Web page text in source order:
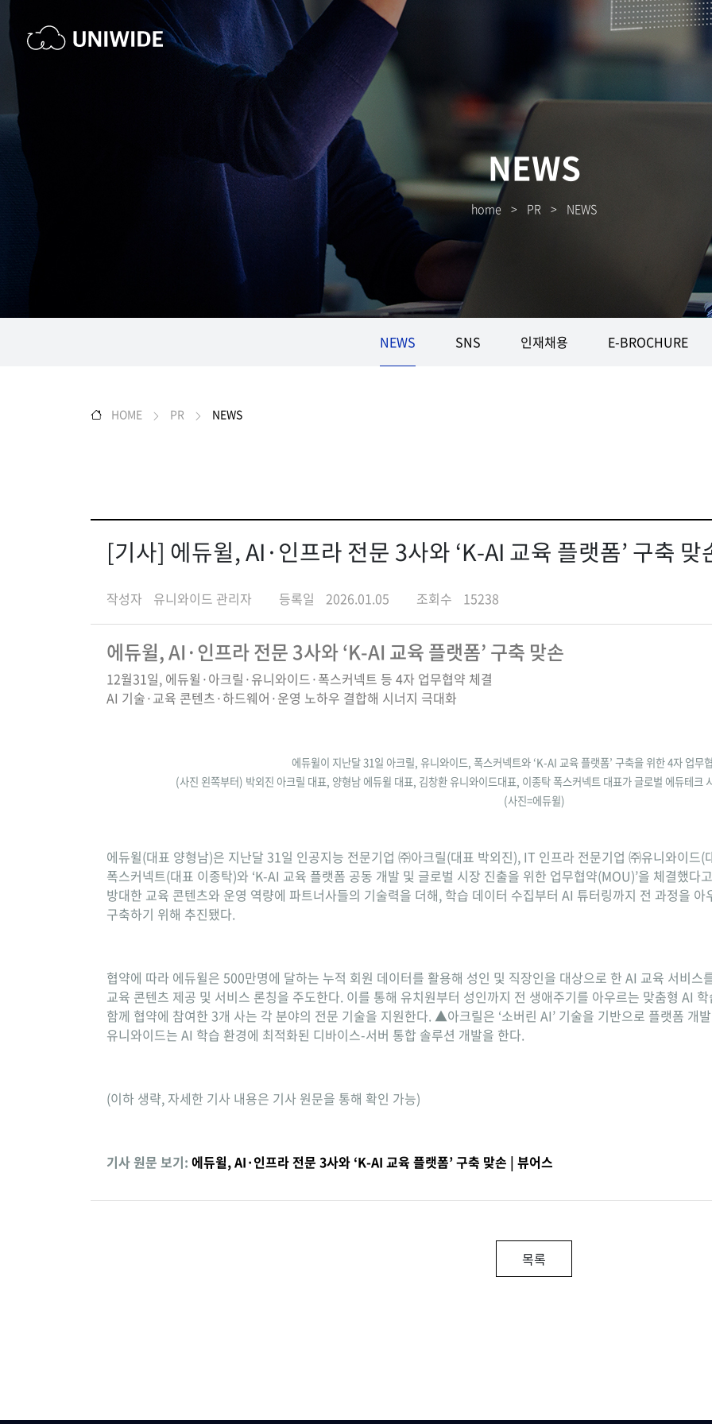
NEWS
home > PR > NEWS
NEWS SNS 인재채용 E-BROCHURE
HOME PR NEWS
[기사] 에듀윌, AI·인프라 전문 3사와 ‘K-AI 교육 플랫폼’ 구축 맞
작성자 유니와이드 관리자 등록일 2026.01.05 조회수 15238
에듀윌, AI·인프라 전문 3사와 ‘K-AI 교육 플랫폼’ 구축 맞손
12월31일, 에듀윌·아크릴·유니와이드·폭스커넥트 등 4자 업무협약 체결
AI 기술·교육 콘텐츠·하드웨어·운영 노하우 결합해 시너지 극대화
에듀윌이 지난달 31일 아크릴, 유니와이드, 폭스커넥트와 ‘K-AI 교육 플랫폼’ 구축을 위한 4자 업무
(사진 왼쪽부터) 박외진 아크릴 대표, 양형남 에듀윌 대표, 김창환 유니와이드대표, 이종탁 폭스커넥트 대표가 글로벌 에듀테크
(사진=에듀윌)
에듀윌(대표 양형남)은 지난달 31일 인공지능 전문기업 ㈜아크릴(대표 박외진), IT 인프라 전문기업 ㈜유니와이드
폭스커넥트(대표 이종탁)와 ‘K-AI 교육 플랫폼 공동 개발 및 글로벌 시장 진출을 위한 업무협약(MOU)’을 체결했다
방대한 교육 콘텐츠와 운영 역량에 파트너사들의 기술력을 더해, 학습 데이터 수집부터 AI 튜터링까지 전 과정을 아
구축하기 위해 추진됐다.
협약에 따라 에듀윌은 500만명에 달하는 누적 회원 데이터를 활용해 성인 및 직장인을 대상으로 한 AI 교육 서비
교육 콘텐츠 제공 및 서비스 론칭을 주도한다. 이를 통해 유치원부터 성인까지 전 생애주기를 아우르는 맞춤형 AI
함께 협약에 참여한 3개 사는 각 분야의 전문 기술을 지원한다. ▲아크릴은 ‘소버린 AI’ 기술을 기반으로 플랫폼
유니와이드는 AI 학습 환경에 최적화된 디바이스-서버 통합 솔루션 개발을 한다.
(이하 생략, 자세한 기사 내용은 기사 원문을 통해 확인 가능)
기사 원문 보기: 에듀윌, AI·인프라 전문 3사와 ‘K-AI 교육 플랫폼’ 구축 맞손 | 뷰어스
목록